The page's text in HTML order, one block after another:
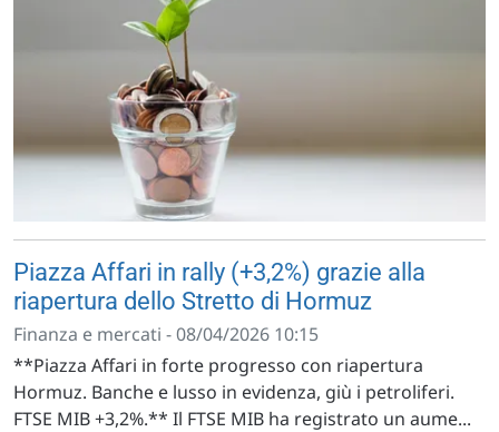
Piazza Affari in rally (+3,2%) grazie alla
riapertura dello Stretto di Hormuz
Finanza e mercati - 08/04/2026 10:15
**Piazza Affari in forte progresso con riapertura
Hormuz. Banche e lusso in evidenza, giù i petroliferi.
FTSE MIB +3,2%.** Il FTSE MIB ha registrato un aume...